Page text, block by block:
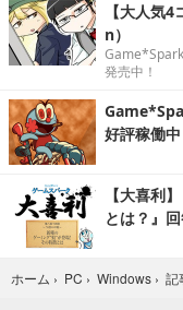
【大人気
n）
発売中！
好評稼働中
【大喜利
とは？』
ホーム › PC › Windows › 記